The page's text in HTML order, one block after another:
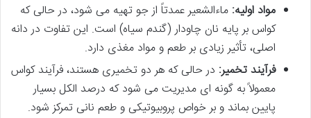
مواد اولیه: ماءالشعیر عمدتاً از جو تهیه می شود، در حالی که
کواس بر پایه نان چاودار (گندم سیاه) است. این تفاوت در دانه
اصلی، تأثیر زیادی بر طعم و مواد مغذی دارد.
فرآیند تخمیر: در حالی که هر دو تخمیری هستند، فرآیند کواس
معمولاً به گونه ای مدیریت می شود که درصد الکل بسیار
پایین بماند و بر خواص پروبیوتیکی و طعم نانی تمرکز شود.